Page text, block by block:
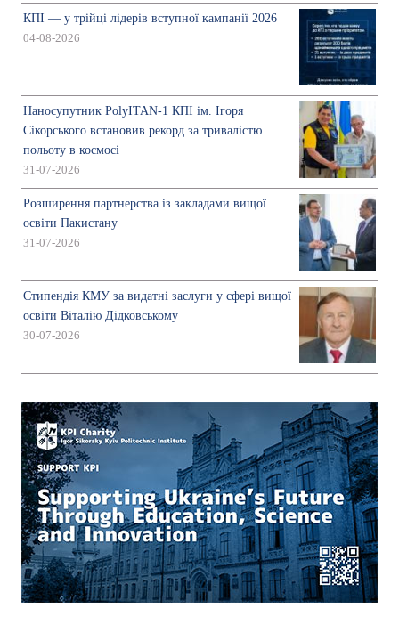
КПІ — у трійці лідерів вступної кампанії 2026
04-08-2026
Наносупутник PolyITAN-1 КПІ ім. Ігоря
Сікорського встановив рекорд за тривалістю
польоту в космосі
31-07-2026
Розширення партнерства із закладами вищої
освіти Пакистану
31-07-2026
Стипендія КМУ за видатні заслуги у сфері вищої
освіти Віталію Дідковському
30-07-2026